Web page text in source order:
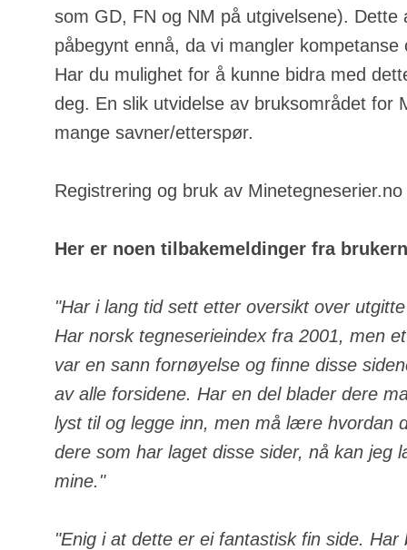
som GD, FN og NM på utgivelsene). Dette
påbegynt ennå, da vi mangler
Har du mulighet for å kunne bidra med
deg. En slik utvidelse av bruksområdet for
mange savner/etterspør.
Registrering og bruk av
Her er noen tilbakemeldinger fra
"Har i lang tid sett etter oversikt over
Har norsk tegneserieindex fra 2001, men
var en sann fornøyelse og finne disse
av alle forsidene. Har en del blader dere
lyst til og legge inn, men må lære hvordan
dere som har laget disse sider, nå kan jeg
mine."
"Enig i at dette er ei fantastisk fin side.